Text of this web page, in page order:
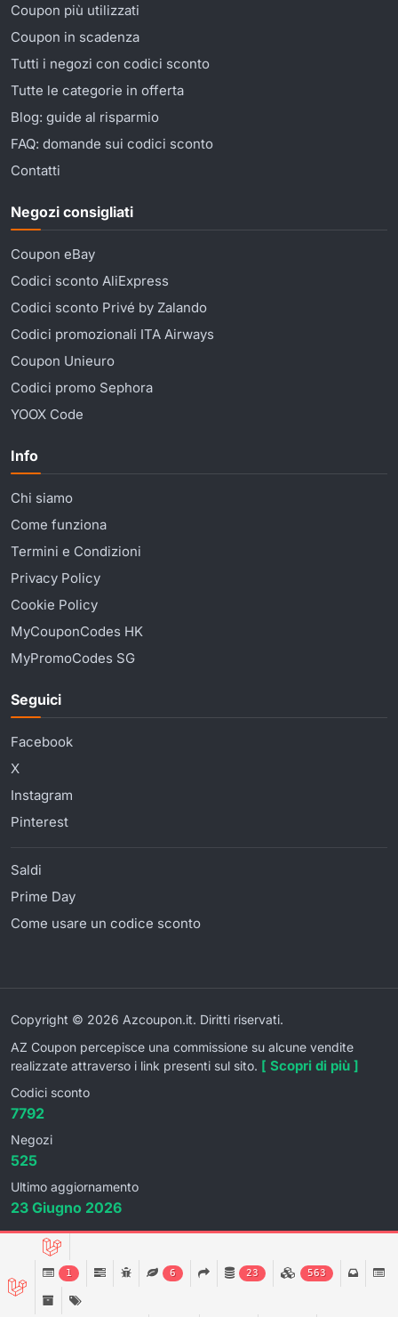
Coupon più utilizzati
Coupon in scadenza
Tutti i negozi con codici sconto
Tutte le categorie in offerta
Blog: guide al risparmio
FAQ: domande sui codici sconto
Contatti
Negozi consigliati
Coupon eBay
Codici sconto AliExpress
Codici sconto Privé by Zalando
Codici promozionali ITA Airways
Coupon Unieuro
Codici promo Sephora
YOOX Code
Info
Chi siamo
Come funziona
Termini e Condizioni
Privacy Policy
Cookie Policy
MyCouponCodes HK
MyPromoCodes SG
Seguici
Facebook
X
Instagram
Pinterest
Saldi
Prime Day
Come usare un codice sconto
Copyright © 2026 Azcoupon.it. Diritti riservati.
AZ Coupon percepisce una commissione su alcune vendite
realizzate attraverso i link presenti sul sito. [ Scopri di più ]
Codici sconto
7792
Negozi
525
Ultimo aggiornamento
23 Giugno 2026
1 6 23 563